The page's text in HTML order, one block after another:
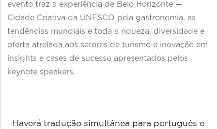
evento traz a experiência de Belo Horizonte —
Cidade Criativa da UNESCO pela gastronomia, as
tendências mundiais e toda a riqueza, diversidade e
oferta atrelada aos setores de turismo e inovação em
insights e cases de sucesso apresentados pelos
keynote speakers.
Haverá tradução simultânea para português e